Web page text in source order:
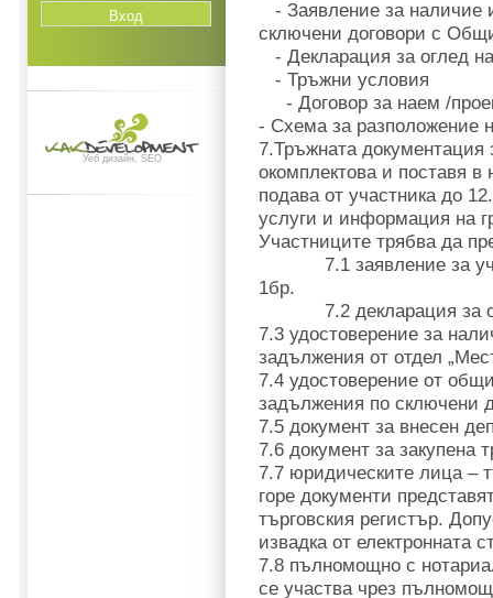
Уеб дизайн, SEO
- Заявление за наличие
сключени договори с
- Декларация за оглед
- Тръжни условия
- Договор за наем /
- Схема за разположение
7.Тръжната документация
окомплектова и поставя
подава от участника до
услуги и информация на
Участниците трябва да
7.1 заявление за
7.2 декларация за
7.3 удостоверение за
задължения от отдел
7.4 удостоверение от
задължения по сключени
7.5 документ за внесен
7.6 документ за закупена
7.7 юридическите лица –
горе документи
търговския регистър.
извадка от електронната
7.8 пълномощно с
се участва чрез